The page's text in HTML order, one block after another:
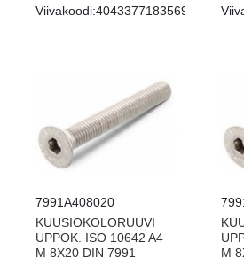
Viivakoodi:4043377183569
7991A408020
KUUSIOKOLORUUVI
UPPOK. ISO 10642 A4
M 8X20 DIN 7991
M